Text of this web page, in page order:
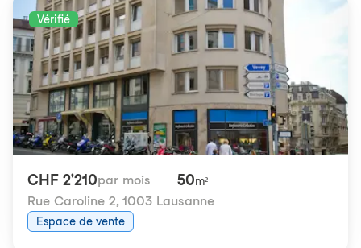
Vérifié
CHF 2'210par mois 50m²
Rue Caroline 2, 1003 Lausanne
Espace de vente